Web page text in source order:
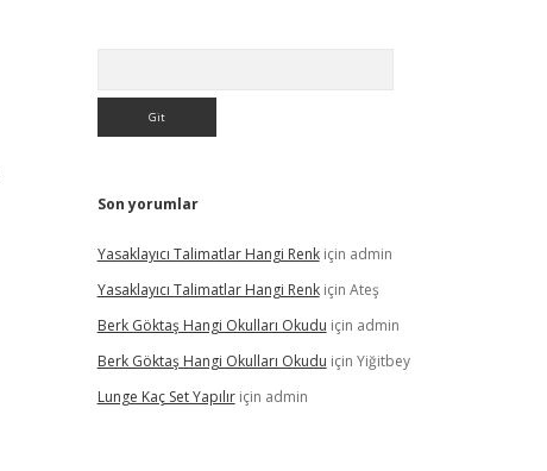
Son yorumlar
Yasaklayıcı Talimatlar Hangi Renkiçin admin
Yasaklayıcı Talimatlar Hangi Renkiçin Ateş
Berk Göktaş Hangi Okulları Okudu için admin
Berk Göktaş Hangi Okulları Okudu için Yiğitbey
Lunge Kaç Set Yapılıriçin admin